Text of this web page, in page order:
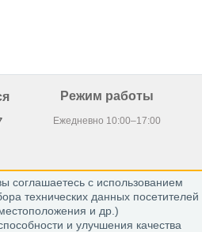
соглашаетесь с использованием
технических данных посетителей
и др.)
и улучшения качества
Режим работы
Ежедневно 10:00–17:00